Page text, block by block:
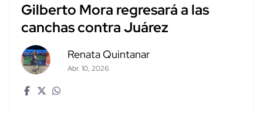
Gilberto Mora regresará a las
canchas contra Juárez
Renata Quintanar
Abr. 10, 2026